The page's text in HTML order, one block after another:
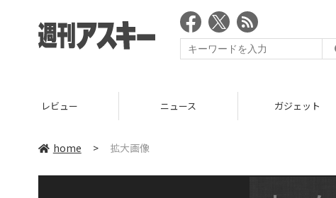
レビュー ニュース ガジェット
home > 拡大画像